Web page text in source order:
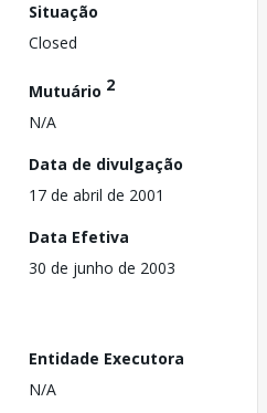
Situação
Closed
Mutuário 2
N/A
Data de divulgação
17 de abril de 2001
Data Efetiva
30 de junho de 2003
Entidade Executora
N/A